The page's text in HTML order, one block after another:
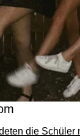
die